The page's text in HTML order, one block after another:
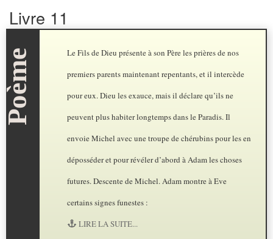
Livre 11
Le Fils de Dieu présente à son Père les prières de nos
premiers parents maintenant repentants, et il intercède
pour eux. Dieu les exauce, mais il déclare qu’ils ne
peuvent plus habiter longtemps dans le Paradis. Il
envoie Michel avec une troupe de chérubins pour les en
déposséder et pour révéler d’abord à Adam les choses
futures. Descente de Michel. Adam montre à Eve
certains signes funestes :
LIRE LA SUITE...